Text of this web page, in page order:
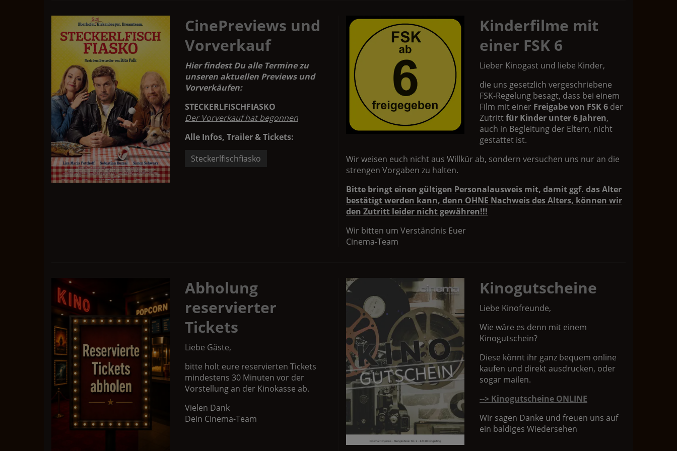
CinePreviews und
Vorverkauf
Hier findest Du alle Termine zu
unseren aktuellen Previews und
Vorverkäufen:
STECKERLFISCHFIASKO
Der Vorverkauf hat begonnen
Alle Infos, Trailer & Tickets:
Steckerlfischfiasko
Kinderfilme mit
einer FSK 6
Lieber Kinogast und liebe Kinder,
die uns gesetzlich vergeschriebene
FSK-Regelung besagt, dass bei einem
Film mit einer Freigabe von FSK 6 der
Zutrittfür Kinder unter 6 Jahren,
auch in Begleitung der Eltern, nicht
gestattet ist.
Wir weisen euch nicht aus Willkür ab, sondern versuchen uns nur an die
strengen Vorgaben zu halten.
Bitte bringt einen gültigen Personalausweis mit, damit ggf. das Alter
bestätigt werden kann, denn OHNE Nachweis des Alters, können wir
den Zutritt leider nicht gewähren!!!
Wir bitten um Verständnis Euer
Cinema-Team
Abholung
reservierter
Tickets
Liebe Gäste,
bitte holt eure reservierten Tickets
mindestens 30 Minuten vor der
Vorstellung an der Kinokasse ab.
Vielen Dank
Dein Cinema-Team
Kinogutscheine
Liebe Kinofreunde,
Wie wäre es denn mit einem
Kinogutschein?
Diese könnt ihr ganz bequem online
kaufen und direkt ausdrucken, oder
sogar mailen.
--> Kinogutscheine ONLINE
Wir sagen Danke und freuen uns auf
ein baldiges Wiedersehen